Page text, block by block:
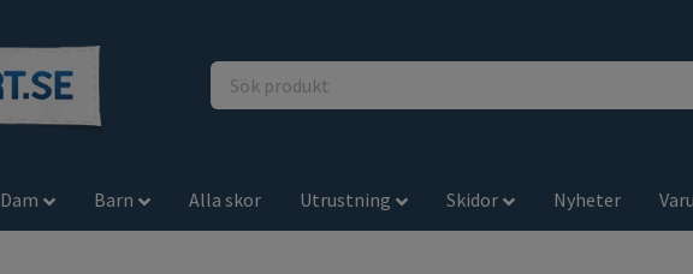
Dam Barn Alla skor Utrustning Skidor Nyheter